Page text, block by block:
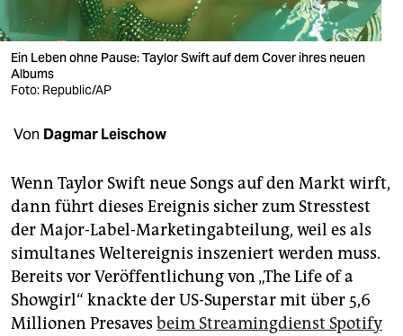
shop
fragen & hilfe
unterstützen
abo
epaper login
Ein Leben ohne Pause: Taylor Swift auf dem Cover ihres neuen
Albums
Foto: Republic/AP
Von Dagmar Leischow
Wenn Taylor Swift neue Songs auf den Markt wirft,
dann führt dieses Ereignis sicher zum Stresstest
der Major-Label-Marketingabteilung, weil es als
simultanes Weltereignis inszeniert werden muss.
Bereits vor Veröffentlichung von „The Life of a
Showgirl“ knackte der US-Superstar mit über 5,6
Millionen Presaves beim Streamingdienst Spotify